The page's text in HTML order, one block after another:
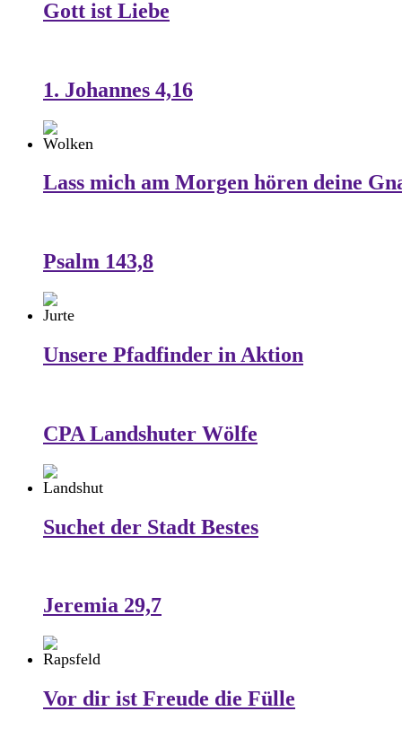
Gott ist Liebe
1. Johannes 4,16
Lass mich am Morgen hören deine
Psalm 143,8
Unsere Pfadfinder in Aktion
CPA Landshuter Wölfe
Suchet der Stadt Bestes
Jeremia 29,7
Vor dir ist Freude die Fülle